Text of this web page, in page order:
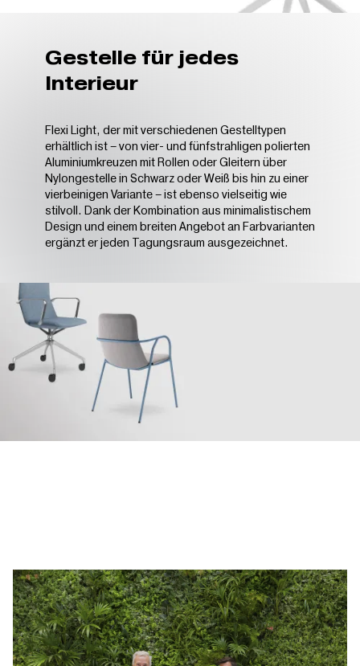
Gestelle für jedes
Interieur
Flexi Light, der mit verschiedenen Gestelltypen
erhältlich ist – von vier- und fünfstrahligen polierten
Aluminiumkreuzen mit Rollen oder Gleitern über
Nylongestelle in Schwarz oder Weiß bis hin zu einer
vierbeinigen Variante – ist ebenso vielseitig wie
stilvoll. Dank der Kombination aus minimalistischem
Design und einem breiten Angebot an Farbvarianten
ergänzt er jeden Tagungsraum ausgezeichnet.